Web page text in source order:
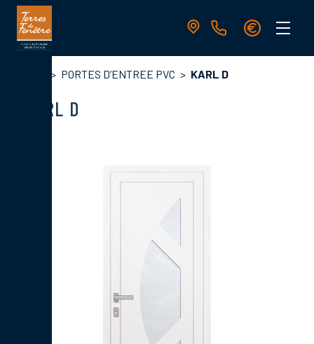
Aller
contenu
principale
PORTES D’ENTREE PVC KARL D
KARL D